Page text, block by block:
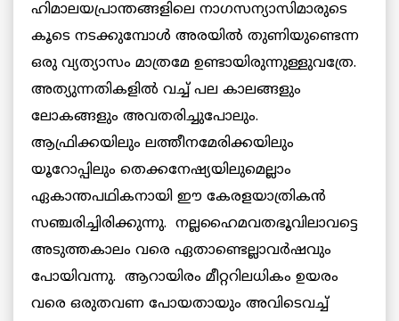
ഹിമാലയപ്രാന്തങ്ങളിലെ നാഗസന്യാസിമാരുടെ
കൂടെ നടക്കുമ്പോള്‍ അരയില്‍ തുണിയുണ്ടെന്ന
ഒരു വ്യത്യാസം മാത്രമേ ഉണ്ടായിരുന്നുള്ളുവത്രേ.
അത്യുന്നതികളില്‍ വച്ച് പല കാലങ്ങളും
ലോകങ്ങളും അവതരിച്ചുപോലും.
ആഫ്രിക്കയിലും ലത്തീനമേരിക്കയിലും
യൂറോപ്പിലും തെക്കനേഷ്യയിലുമെല്ലാം
ഏകാന്തപഥികനായി ഈ കേരളയാത്രികന്‍
സഞ്ചരിച്ചിരിക്കുന്നു. നല്ലഹൈമവതഭൂവിലാവട്ടെ
അടുത്തകാലം വരെ ഏതാണ്ടെല്ലാവര്‍ഷവും
പോയിവന്നു. ആറായിരം മീറ്ററിലധികം ഉയരം
വരെ ഒരുതവണ പോയതായും അവിടെവച്ച്